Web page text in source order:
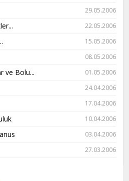
29.05.2006
22.05.2006
15.05.2006
08.05.2006
ve Bolu... 01.05.2006
24.04.2006
17.04.2006
10.04.2006
03.04.2006
27.03.2006